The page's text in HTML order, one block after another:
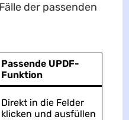
der passenden
Passende UPDF-
Funktion
Direkt in die Felder
klicken und ausfüllen